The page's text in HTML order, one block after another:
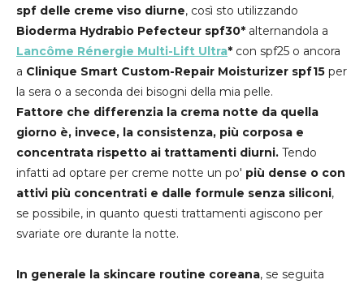
spf delle creme viso diurne, così sto utilizzando
Bioderma Hydrabio Pefecteur spf30* alternandola a
Lancôme Rénergie Multi-Lift Ultra* con spf25 o ancora
a Clinique Smart Custom-Repair Moisturizer spf15 per
la sera o a seconda dei bisogni della mia pelle.
Fattore che differenzia la crema notte da quella
giorno è, invece, la consistenza, più corposa e
concentrata rispetto ai trattamenti diurni. Tendo
infatti ad optare per creme notte un po' più dense o con
attivi più concentrati e dalle formule senza siliconi,
se possibile, in quanto questi trattamenti agiscono per
svariate ore durante la notte.
In generale la skincare routine coreana, se seguita